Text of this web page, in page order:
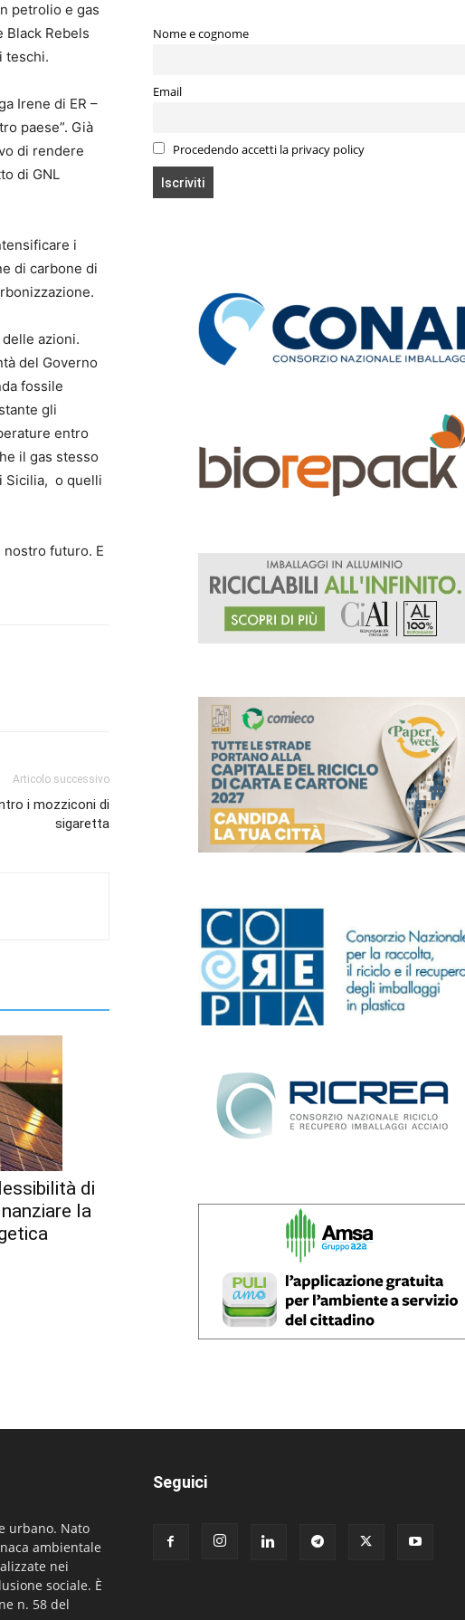
petrolio e gas
Rebels
teschi.
Irene di ER –
paese”. Già
di rendere
di GNL
i
di carbone di
azioni.
del Governo
fossile
gli
entro
il gas stesso
Sicilia, o quelli
futuro. E
Articolo successivo
i mozziconi di
sigaretta
di
la
Nome e cognome
Email
Procedendo accetti la privacy policy
urbano. Nato
ambientale
nei
sociale. È
n. 58 del
Seguici